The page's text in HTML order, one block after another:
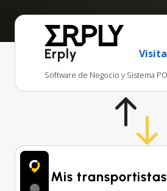
Erply
Software de Negocio y Sistema
Mis transportistas